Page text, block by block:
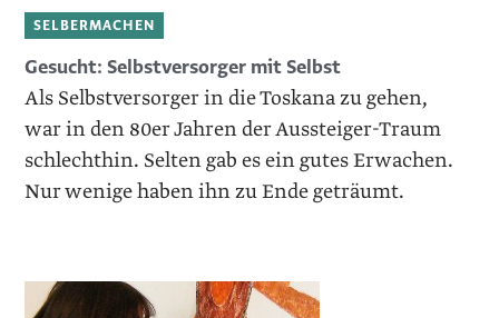
SELBERMACHEN
Gesucht: Selbstversorger mit Selbst
Als Selbstversorger in die Toskana zu gehen,
war in den ­80er Jahren der Aussteiger-Traum
schlechthin. Selten gab es ein gutes Erwachen.
Nur wenige haben ihn zu Ende geträumt.